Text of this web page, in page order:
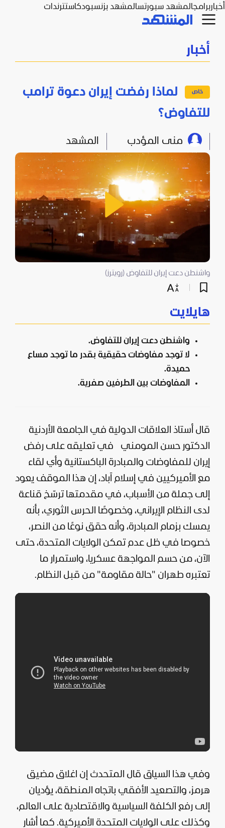
أخباربرامجالمشهد سبورتسالمشهد بزنسبودكاستترندات
أخبار
لماذا رفضت إيران دعوة ترامب
للتفاوض؟
منى المؤدب المشهد
واشنطن دعت إيران للتفاوض (رويترز)
هايلايت
واشنطن دعت إيران للتفاوض.
لا توجد مفاوضات حقيقية بقدر ما توجد مساع
حميدة.
المفاوضات بين الطرفين صفرية.
قال أستاذ العلاقات الدولية في الجامعة الأردنية
الدكتور حسن المومني في تعليقه على رفض
إيران للمفاوضات والمبادرة الباكستانية وأي لقاء
مع الأميركيين في إسلام آباد، إن هذا الموقف يعود
إلى جملة من الأسباب، في مقدمتها ترسّخ قناعة
لدى النظام الإيراني، وخصوصًا الحرس الثوري، بأنه
يمسك بزمام المبادرة، وأنه حقق نوعًا من النصر،
خصوصا في ظل عدم تمكن الولايات المتحدة، حتى
الآن، من حسم المواجهة عسكريا، واستمرار ما
تعتبره طهران "حالة مقاومة" من قبل النظام.
وفي هذا السياق قال المتحدث إن اغلاق مضيق
هرمز، والتصعيد الأفقي باتجاه المنطقة، يؤديان
إلى رفع الكلفة السياسية والاقتصادية على العالم،
وكذلك على الولايات المتحدة الأميركية. كما أشار